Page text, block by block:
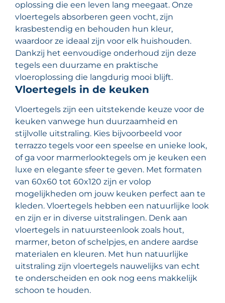
oplossing die een leven lang meegaat. Onze
vloertegels absorberen geen vocht, zijn
krasbestendig en behouden hun kleur,
waardoor ze ideaal zijn voor elk huishouden.
Dankzij het eenvoudige onderhoud zijn deze
tegels een duurzame en praktische
vloeroplossing die langdurig mooi blijft.
Vloertegels in de keuken
Vloertegels zijn een uitstekende keuze voor de
keuken vanwege hun duurzaamheid en
stijlvolle uitstraling. Kies bijvoorbeeld voor
terrazzo tegels voor een speelse en unieke look,
of ga voor marmerlooktegels om je keuken een
luxe en elegante sfeer te geven. Met formaten
van 60x60 tot 60x120 zijn er volop
mogelijkheden om jouw keuken perfect aan te
kleden. Vloertegels hebben een natuurlijke look
en zijn er in diverse uitstralingen. Denk aan
vloertegels in natuursteenlook zoals hout,
marmer, beton of schelpjes, en andere aardse
materialen en kleuren. Met hun natuurlijke
uitstraling zijn vloertegels nauwelijks van echt
te onderscheiden en ook nog eens makkelijk
schoon te houden.